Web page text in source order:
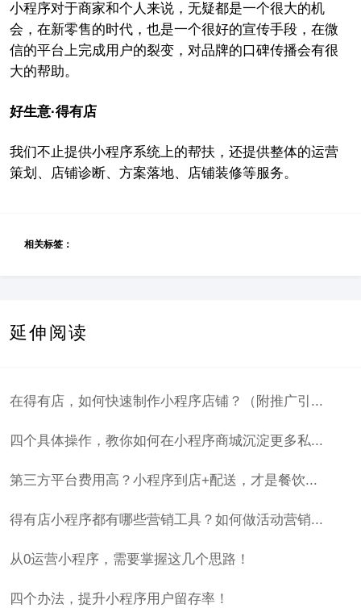
小程序对于商家和个人来说，无疑都是一个很大的机
会，在新零售的时代，也是一个很好的宣传手段，在微
信的平台上完成用户的裂变，对品牌的口碑传播会有很
大的帮助。
好生意·得有店
我们不止提供小程序系统上的帮扶，还提供整体的运营
策划、店铺诊断、方案落地、店铺装修等服务。
相关标签：
延伸阅读
在得有店，如何快速制作小程序店铺？（附推广引...
四个具体操作，教你如何在小程序商城沉淀更多私...
第三方平台费用高？小程序到店+配送，才是餐饮...
得有店小程序都有哪些营销工具？如何做活动营销...
从0运营小程序，需要掌握这几个思路！
四个办法，提升小程序用户留存率！